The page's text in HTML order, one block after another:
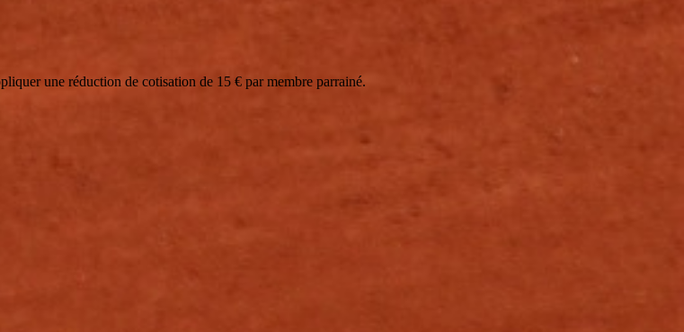
une réduction de cotisation de 15 € par membre parrainé.